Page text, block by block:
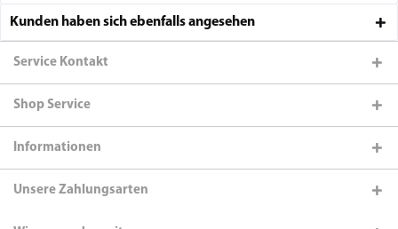
Kunden haben sich ebenfalls angesehen
Service Kontakt
Shop Service
Informationen
Unsere Zahlungsarten